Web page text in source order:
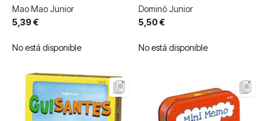
Mao Mao Junior
5,39 €
No está disponible
Dominó Junior
5,50 €
No está disponible